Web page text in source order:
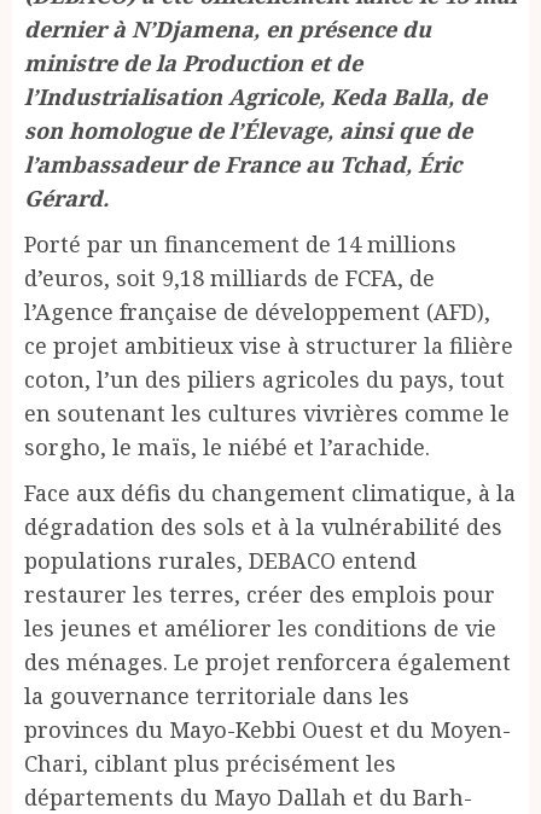
dernier à N’Djamena, en présence du
ministre de la Production et de
l’Industrialisation Agricole, Keda Balla, de
son homologue de l’Élevage, ainsi que de
l’ambassadeur de France au Tchad, Éric
Gérard.
Porté par un financement de 14 millions
d’euros, soit 9,18 milliards de FCFA, de
l’Agence française de développement (AFD),
ce projet ambitieux vise à structurer la filière
coton, l’un des piliers agricoles du pays, tout
en soutenant les cultures vivrières comme le
sorgho, le maïs, le niébé et l’arachide.
Face aux défis du changement climatique, à la
dégradation des sols et à la vulnérabilité des
populations rurales, DEBACO entend
restaurer les terres, créer des emplois pour
les jeunes et améliorer les conditions de vie
des ménages. Le projet renforcera également
la gouvernance territoriale dans les
provinces du Mayo-Kebbi Ouest et du Moyen-
Chari, ciblant plus précisément les
départements du Mayo Dallah et du Barh-